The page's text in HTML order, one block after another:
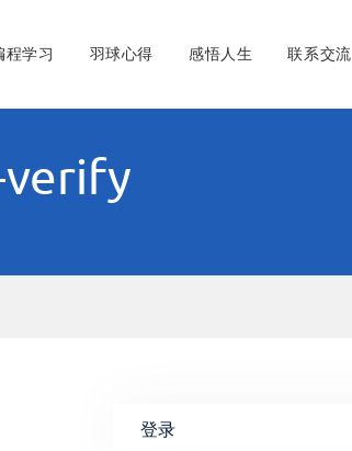
程学习 羽球心得 感悟人生 联系交流
登录